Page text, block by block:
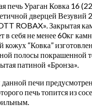
печь Ураган Ковка 16
дверцей Везувий
ROBAX». Закрытая
в себя не менее 60кг
“Ковка”
полосы покрашенной
патиной «Бронза».
печи
печь топится из